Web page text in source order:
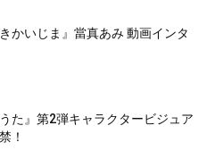
きかいじま』當真あみ 動画インタ
うた』第2弾キャラクタービジュア
！